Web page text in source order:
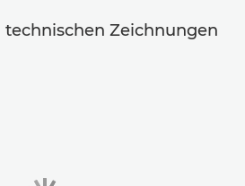
Zeichnungen